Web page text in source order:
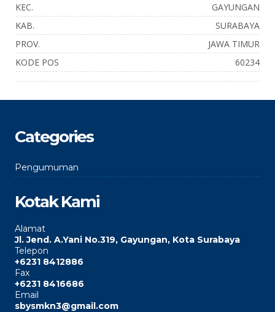
KEC.
GAYUNGAN
KAB.
SURABAYA
PROV.
JAWA TIMUR
KODE POS
60234
Categories
Pengumuman
Kotak Kami
Alamat
Jl. Jend. A.Yani No.319, Gayungan, Kota Surabaya
Telepon
+6231 8412886
Fax
+6231 8416686
Email
sbysmkn3@gmail.com